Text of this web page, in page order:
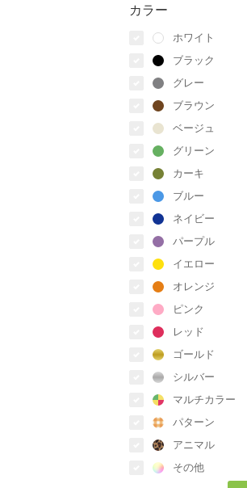
カラー
ホワイト
ブラック
グレー
ブラウン
ベージュ
グリーン
カーキ
ブルー
ネイビー
パープル
イエロー
オレンジ
ピンク
レッド
ゴールド
シルバー
マルチカラー
パターン
アニマル
その他